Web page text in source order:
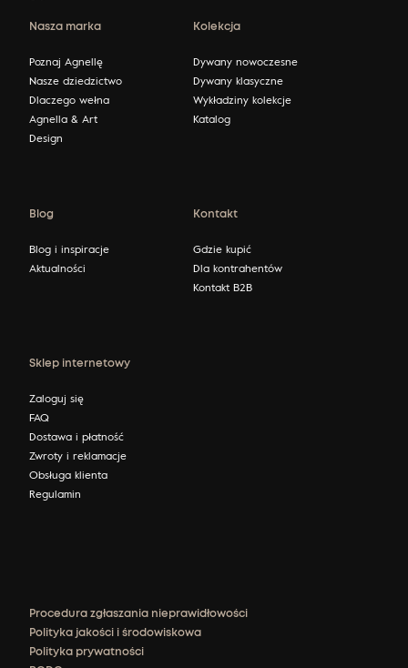
Nasza marka
Poznaj Agnellę
Nasze dziedzictwo
Dlaczego wełna
Agnella & Art
Design
Kolekcja
Dywany nowoczesne
Dywany klasyczne
Wykładziny kolekcje
Katalog
Blog
Blog i inspiracje
Aktualności
Kontakt
Gdzie kupić
Dla kontrahentów
Kontakt B2B
Sklep internetowy
Zaloguj się
FAQ
Dostawa i płatność
Zwroty i reklamacje
Obsługa klienta
Regulamin
Procedura zgłaszania nieprawidłowości
Polityka jakości i środowiskowa
Polityka prywatności